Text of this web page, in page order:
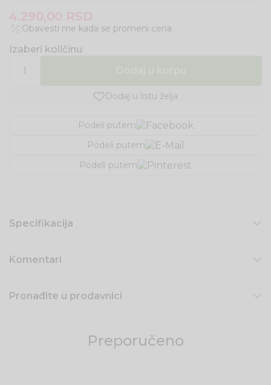
4.290,00 RSD
Obavesti me kada se promeni cena
Izaberi količinu
Dodaj u listu želja
Podeli putem
Podeli putem
Podeli putem
Specifikacija
Komentari
Pronađite u prodavnici
Preporučeno